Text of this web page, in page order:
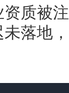
资质被
落地